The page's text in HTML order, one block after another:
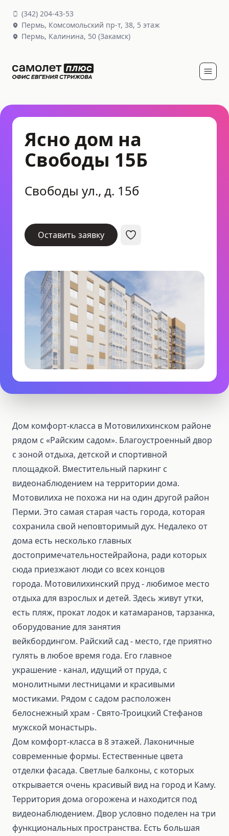
(342) 204-43-53
Пермь, Комсомольский пр-т, 38, 5 этаж
Пермь, Калинина, 50 (Закамск)
Ясно дом на
Свободы 15Б
Свободы ул., д. 15б
Оставить заявку
Дом комфорт-класса в Мотовилихинском районе
рядом с «Райским садом». Благоустроенный двор
с зоной отдыха, детской и спортивной
площадкой. Вместительный паркинг с
видеонаблюдением на территории дома.
Мотовилиха не похожа ни на один другой район
Перми. Это самая старая часть города, которая
сохранила свой неповторимый дух. Недалеко от
дома есть несколько главных
достопримечательностейрайона, ради которых
сюда приезжают люди со всех концов
города. Мотовилихинский пруд - любимое место
отдыха для взрослых и детей. Здесь живут утки,
есть пляж, прокат лодок и катамаранов, тарзанка,
оборудование для занятия
вейкбордингом. Райский сад - место, где приятно
гулять в любое время года. Его главное
украшение - канал, идущий от пруда, с
монолитными лестницами и красивыми
мостиками. Рядом с садом расположен
белоснежный храм - Свято-Троицкий Стефанов
мужской монастырь.
Дом комфорт-класса в 8 этажей. Лаконичные
современные формы. Естественные цвета
отделки фасада. Светлые балконы, с которых
открывается очень красивый вид на город и Каму.
Территория дома огорожена и находится под
видеонаблюдением. Двор условно поделен на три
функциональных пространства. Есть большая